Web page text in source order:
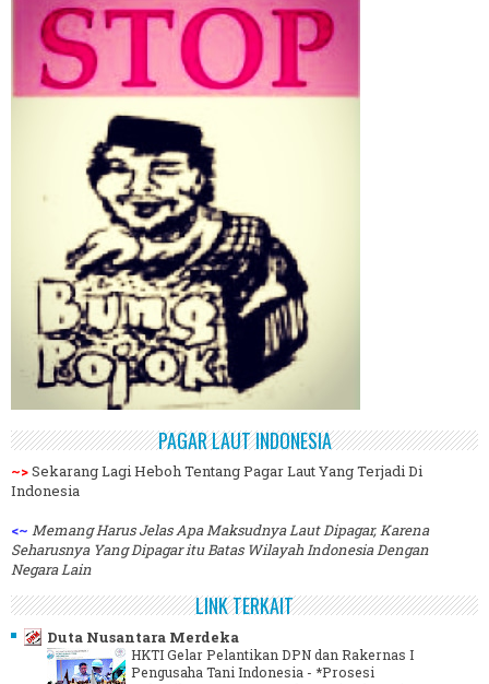
PAGAR LAUT INDONESIA
~>Sekarang Lagi Heboh Tentang Pagar Laut Yang Terjadi Di
Indonesia
<~ Memang Harus Jelas Apa Maksudnya Laut Dipagar, Karena
Seharusnya Yang Dipagar itu Batas Wilayah Indonesia Dengan
Negara Lain
LINK TERKAIT
Duta Nusantara Merdeka
HKTI Gelar Pelantikan DPN dan Rakernas I
Pengusaha Tani Indonesia - *Prosesi